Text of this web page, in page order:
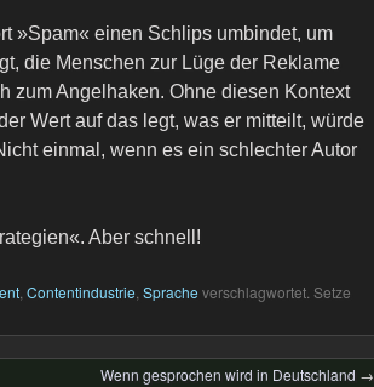
»Spam« einen Schlips umbindet, um
die Menschen zur Lüge der Reklame
zum Angelhaken. Ohne diesen Kontext
Wert auf das legt, was er mitteilt, würde
einmal, wenn es ein schlechter Autor
Aber schnell!
Contentindustrie Sprache verschlagwortet. Setze
Wenn gesprochen wird in Deutschland →